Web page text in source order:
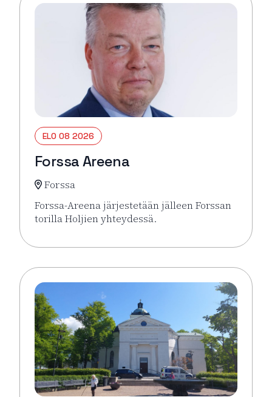
ELO 08 2026
Forssa Areena
Forssa
Forssa-Areena järjestetään jälleen Forssan
torilla Holjien yhteydessä.